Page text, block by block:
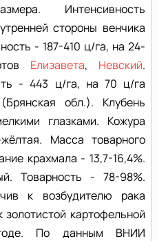
Интенсивность
стороны венчика
- 187-410 ц/га, на 24-
Елизавета, Невский.
- 443 ц/га, на 70 ц/га
обл.). Клубень
глазками. Кожура
Масса товарного
крахмала - 13,7-16,4%.
Товарность - 78-98%.
к возбудителю рака
картофельной
По данным ВНИИ